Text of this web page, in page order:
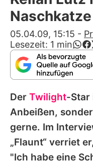
Alle
Naschkatze
05.04.09, 15:15 -
Lesezeit: 1 min
Der Twilight-Star
Anbeißen,
gerne. Im
„Flaunt“ verriet
"Ich habe eine